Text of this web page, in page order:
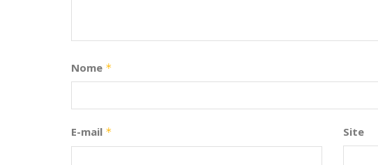
Nome *
E-mail * Site